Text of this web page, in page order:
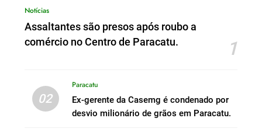
Notícias
Assaltantes são presos após roubo a
comércio no Centro de Paracatu.
1
02
Paracatu
Ex-gerente da Casemg é condenado por
desvio milionário de grãos em Paracatu.